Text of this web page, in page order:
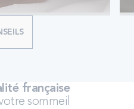
française
sommeil